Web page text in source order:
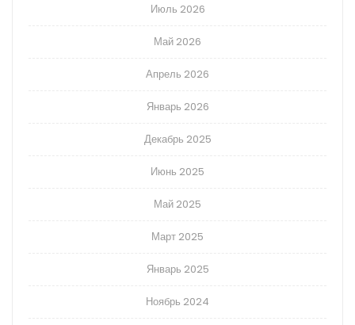
Июль 2026
Май 2026
Апрель 2026
Январь 2026
Декабрь 2025
Июнь 2025
Май 2025
Март 2025
Январь 2025
Ноябрь 2024